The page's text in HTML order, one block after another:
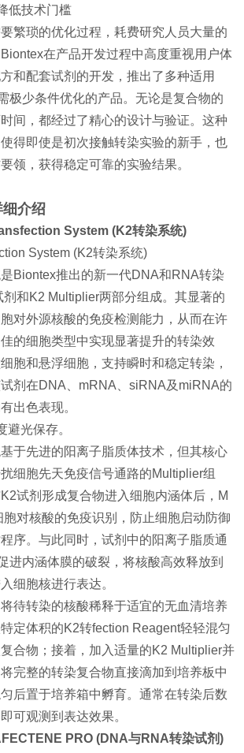
低技术门槛
繁琐的优化过程，耗费研究人员大量的
在产品开发过程中高度重视用户体
和配套试剂的开发，推出了多种适用
极少条件优化的产品。无论是复合物的
间，都经过了精心的设计与验证。这种
得即使是初次接触转染实验的新手，也
领，获得稳定可靠的实验结果。
介绍
System (K2转染系统)
System (K2转染系统)
Biontex推出的新一代DNA和RNA转染
和K2 Multiplier两部分组成。其显著的
对外源核酸的免疫检测能力，从而在许
的细胞类型中实现显著提升的转染效
胞和悬浮细胞，支持瞬时和稳定转染，
剂在DNA、mRNA、siRNA及miRNA的
出色表现。
避光保存。
于先进的阳离子脂质体技术，但其核心
细胞先天免疫信号通路的Multiplier组
试剂形成复合物进入细胞内涵体后，M
对核酸的免疫识别，防止细胞启动防御
序。与此同时，试剂中的阳离子脂质通
进内涵体膜的破裂，将核酸高效释放到
细胞核进行表达。
待转染的核酸稀释于适宜的无血清培养
定体积的K2转fection Reagent轻轻混匀
合物；接着，加入适量的K2 Multiplier并
完整的转染复合物直接滴加到培养板中
后置于培养箱中孵育。通常在转染后数
可观测到表达效果。
PRO (DNA与RNA转染试剂)